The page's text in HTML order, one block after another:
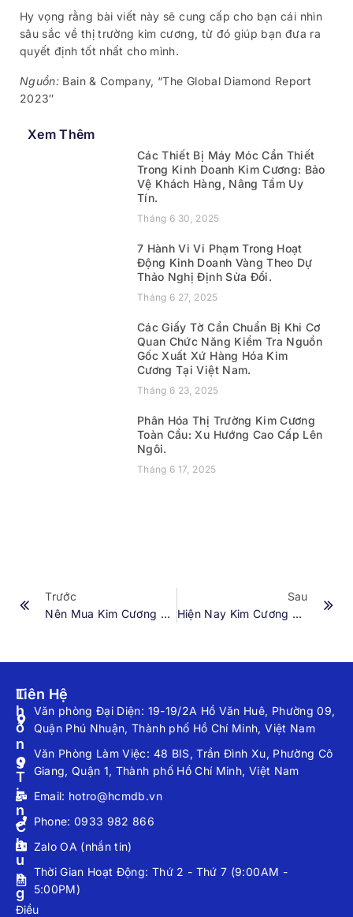
Hy vọng rằng bài viết này sẽ cung cấp cho bạn cái nhìn
sâu sắc về thị trường kim cương, từ đó giúp bạn đưa ra
quyết định tốt nhất cho mình.
Nguồn: Bain & Company, “The Global Diamond Report
2023″
Xem Thêm
Các Thiết Bị Máy Móc Cần Thiết
Trong Kinh Doanh Kim Cương: Bảo
Vệ Khách Hàng, Nâng Tầm Uy
Tín.
Tháng 6 30, 2025
7 Hành Vi Vi Phạm Trong Hoạt
Động Kinh Doanh Vàng Theo Dự
Thảo Nghị Định Sửa Đổi.
Tháng 6 27, 2025
Các Giấy Tờ Cần Chuẩn Bị Khi Cơ
Quan Chức Năng Kiểm Tra Nguồn
Gốc Xuất Xứ Hàng Hóa Kim
Cương Tại Việt Nam.
Tháng 6 23, 2025
Phân Hóa Thị Trường Kim Cương
Toàn Cầu: Xu Hướng Cao Cấp Lên
Ngôi.
Tháng 6 17, 2025
Trước
Nên Mua Kim Cương Gì Để Tăng Khả Năng Sinh Lời?
Sau
Hiện Nay Kim Cương Màu Nước Nào Là Đẹp Nhất?
T
H
Ô
N
G
T
I
N
C
H
U
N
G
Điều
Liên Hệ
Văn phòng Đại Diện: 19-19/2A Hồ Văn Huê, Phường 09,
Quận Phú Nhuận, Thành phố Hồ Chí Minh, Việt Nam
Văn Phòng Làm Việc: 48 BIS, Trần Đình Xu, Phường Cô
Giang, Quận 1, Thành phố Hồ Chí Minh, Việt Nam
Email: hotro@hcmdb.vn
Phone: 0933 982 866
Zalo OA (nhắn tin)
Thời Gian Hoạt Động: Thứ 2 - Thứ 7 (9:00AM -
5:00PM)